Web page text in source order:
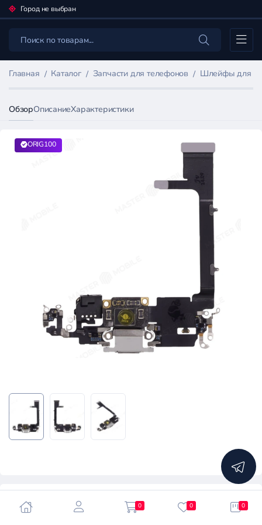
Город не выбран
Каталог
Главная Каталог Запчасти для телефонов Шлейфы для
ОбзорОписаниеХарактеристики
ORIG100
5.0
0 0 0